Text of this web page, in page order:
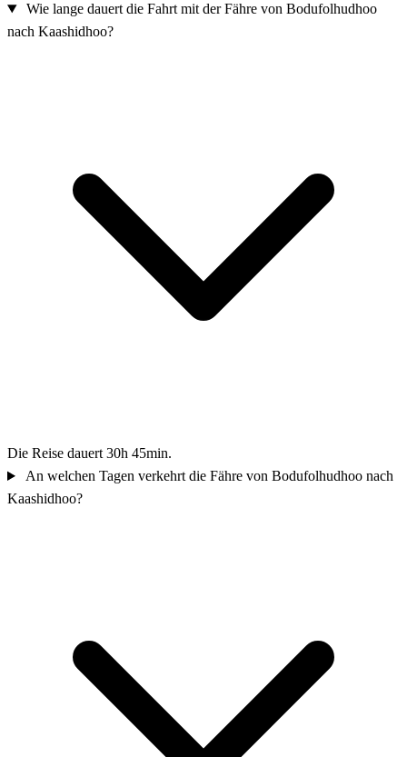
Wie lange dauert die Fahrt mit der Fähre von Bodufolhudhoo
nach Kaashidhoo?
Die Reise dauert 30h 45min.
An welchen Tagen verkehrt die Fähre von Bodufolhudhoo nach
Kaashidhoo?